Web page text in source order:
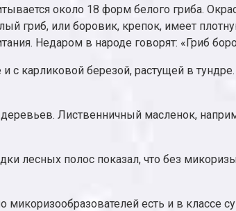
около 18 форм белого гриба.
гриб, или боровик, крепок, имеет
Недаром в народе говорят: «Гриб
карликовой березой, растущей в
Лиственничный масленок,
лесных полос показал, что без
есть и в классе